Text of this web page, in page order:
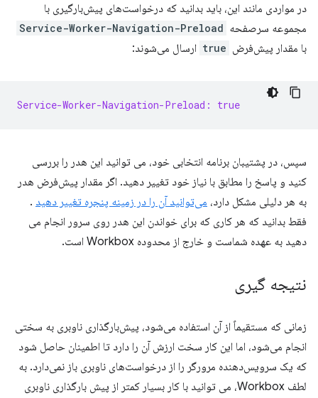
در مواردی مانند این، باید بدانید که درخواست‌های پیش‌بارگیری با
مجموعه سرصفحه Service-Worker-Navigation-Preload
با مقدار پیش‌فرض true ارسال می‌شوند:
Service-Worker-Navigation-Preload: true
سپس، در پشتیبان برنامه انتخابی خود، می توانید این هدر را بررسی
کنید و پاسخ را مطابق با نیاز خود تغییر دهید. اگر مقدار پیش‌فرض هدر
به هر دلیلی مشکل دارد، می‌توانید آن را در زمینه پنجره تغییر دهید .
فقط بدانید که هر کاری که برای خواندن این هدر روی سرور انجام می
دهید به عهده شماست و خارج از محدوده Workbox است.
نتیجه گیری
زمانی که مستقیماً از آن استفاده می‌شود، پیش‌بارگذاری ناوبری به سختی
انجام می‌شود، اما این کار سخت ارزش آن را دارد تا اطمینان حاصل شود
که یک سرویس‌دهنده مرورگر را از درخواست‌های ناوبری باز نمی‌دارد. به
لطف Workbox، می توانید با کار بسیار کمتر از پیش بارگذاری ناوبری